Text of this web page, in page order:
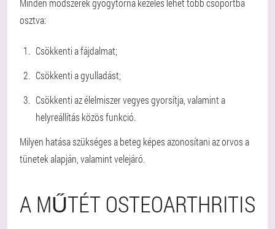
Minden módszerek gyógytorna kezelés lehet több csoportba
osztva:
Csökkenti a fájdalmat;
Csökkenti a gyulladást;
Csökkenti az élelmiszer vegyes gyorsítja, valamint a
helyreállítás közös funkció.
Milyen hatása szükséges a beteg képes azonosítani az orvos a
tünetek alapján, valamint velejáró.
A MŰTÉT OSTEOARTHRITIS